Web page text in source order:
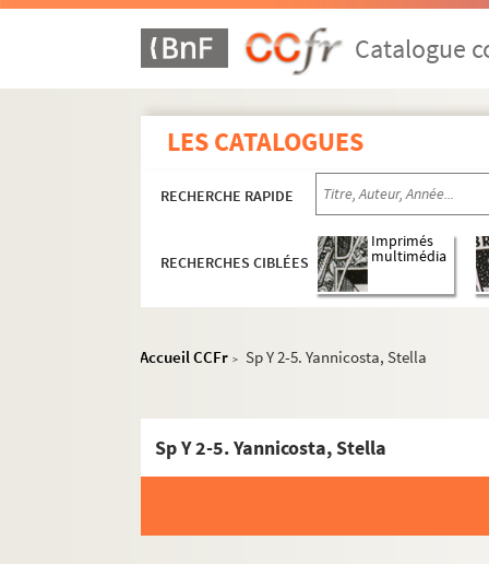
Catalogue
LES CATALOGUES
RECHERCHE RAPIDE
RECHERCHES CIBLÉES
Imprimés
multimédia
Accueil CCFr > Sp Y 2-5. Yannicosta, Stella
Sp Y 2-5. Yannicosta, Stella
Correspondance